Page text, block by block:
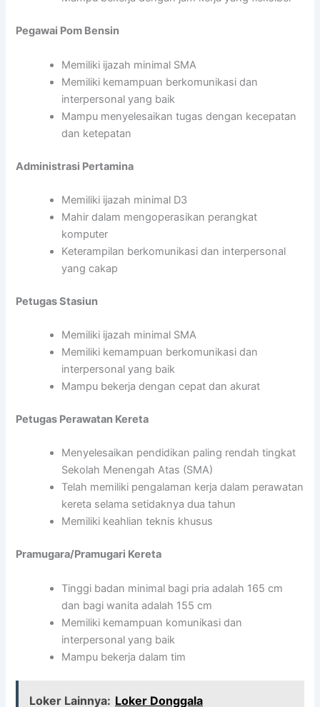
Pegawai Pom Bensin
Memiliki ijazah minimal SMA
Memiliki kemampuan berkomunikasi dan
interpersonal yang baik
Mampu menyelesaikan tugas dengan kecepatan
dan ketepatan
Administrasi Pertamina
Memiliki ijazah minimal D3
Mahir dalam mengoperasikan perangkat
komputer
Keterampilan berkomunikasi dan interpersonal
yang cakap
Petugas Stasiun
Memiliki ijazah minimal SMA
Memiliki kemampuan berkomunikasi dan
interpersonal yang baik
Mampu bekerja dengan cepat dan akurat
Petugas Perawatan Kereta
Menyelesaikan pendidikan paling rendah tingkat
Sekolah Menengah Atas (SMA)
Telah memiliki pengalaman kerja dalam perawatan
kereta selama setidaknya dua tahun
Memiliki keahlian teknis khusus
Pramugara/Pramugari Kereta
Tinggi badan minimal bagi pria adalah 165 cm
dan bagi wanita adalah 155 cm
Memiliki kemampuan komunikasi dan
interpersonal yang baik
Mampu bekerja dalam tim
Loker Lainnya: Loker Donggala